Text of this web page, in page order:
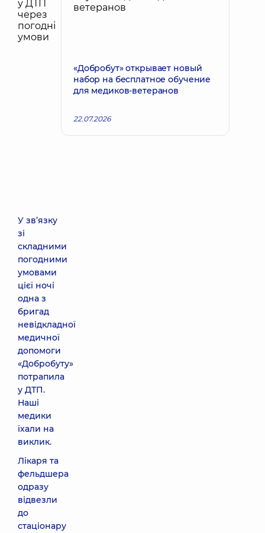
У зв’язку
зі
складними
погодними
умовами
цієї ночі
одна з
бригад
невідкладної
медичної
допомоги
«Добробуту»
потрапила
у ДТП.
Наші
медики
їхали на
виклик.
Лікаря та
фельдшера
одразу
відвезли
до
стаціонару
«Добробут» открывает новый
набор на бесплатное обучение
для медиков-ветеранов
22.07.2026